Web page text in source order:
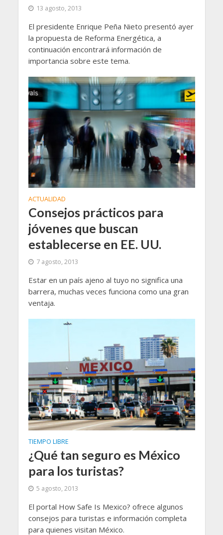
13 agosto, 2013
El presidente Enrique Peña Nieto presentó ayer
la propuesta de Reforma Energética, a
continuación encontrará información de
importancia sobre este tema.
ACTUALIDAD
Consejos prácticos para
jóvenes que buscan
establecerse en EE. UU.
7 agosto, 2013
Estar en un país ajeno al tuyo no significa una
barrera, muchas veces funciona como una gran
ventaja.
TIEMPO LIBRE
¿Qué tan seguro es México
para los turistas?
5 agosto, 2013
El portal How Safe Is Mexico? ofrece algunos
consejos para turistas e información completa
para quienes visitan México.